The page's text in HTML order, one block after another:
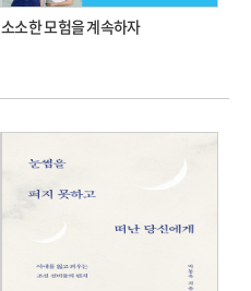
소소한 모험을 계속하자